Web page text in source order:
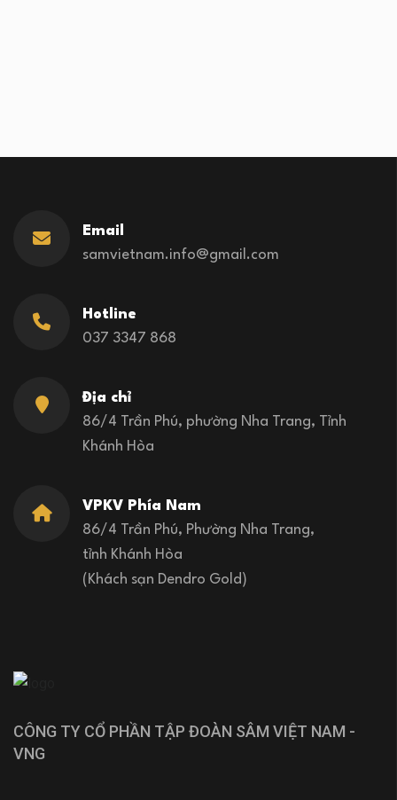
Email
samvietnam.info@gmail.com
Hotline
037 3347 868
Địa chỉ
86/4 Trần Phú, phường Nha Trang, Tỉnh
Khánh Hòa
VPKV Phía Nam
86/4 Trần Phú, Phường Nha Trang,
tỉnh Khánh Hòa
(Khách sạn Dendro Gold)
CÔNG TY CỔ PHẦN TẬP ĐOÀN SÂM VIỆT NAM -
VNG